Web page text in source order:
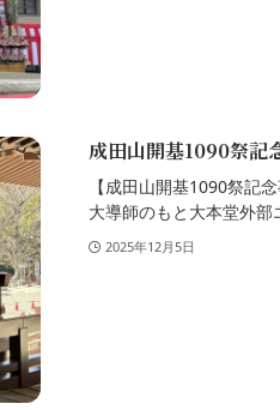
成田山開基1090祭記
【成田山開基1090祭記
大導師のもと大本堂外
2025年12月5日